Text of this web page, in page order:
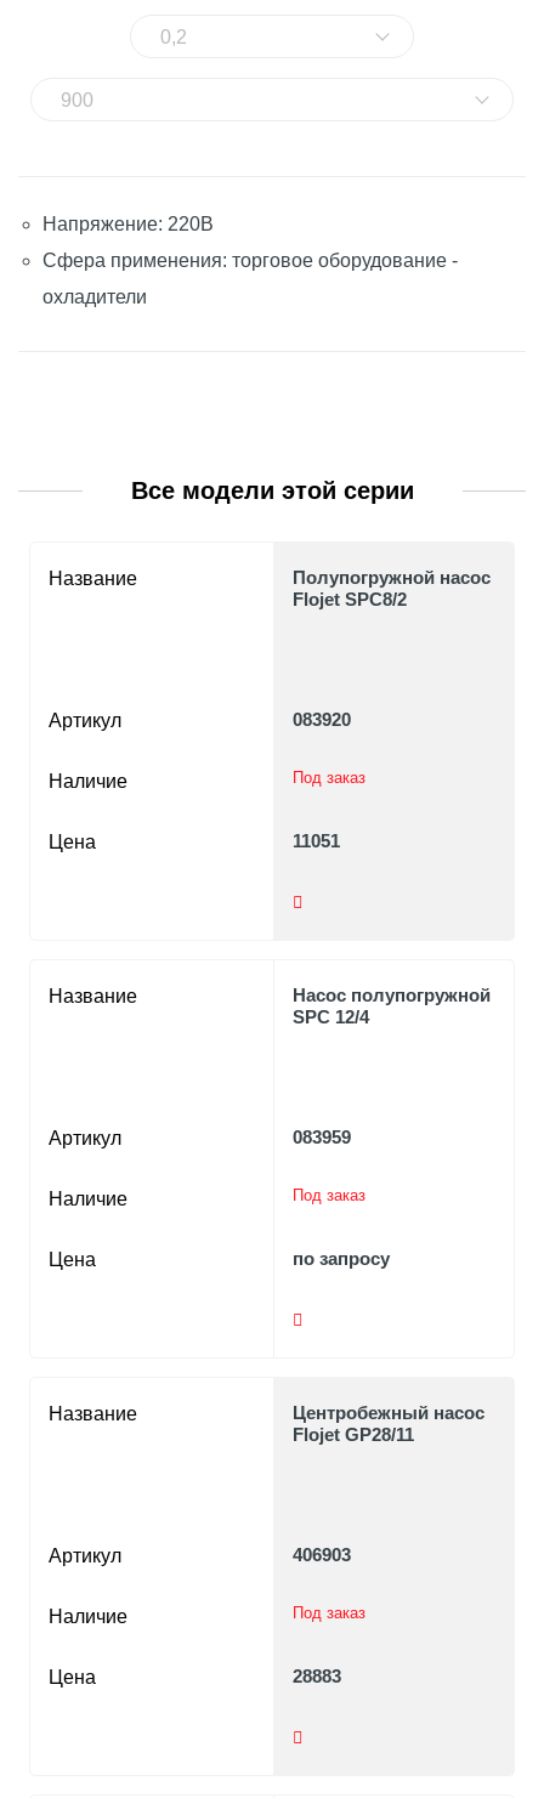
0,2
900
Напряжение: 220В
Сфера применения: торговое оборудование -
охладители
Все модели этой серии
Название
Артикул
Наличие
Цена
Полупогружной насос
Flojet SPC8/2
083920
Под заказ
11051
Название
Артикул
Наличие
Цена
Насос полупогружной
SPC 12/4
083959
Под заказ
по запросу
Название
Артикул
Наличие
Цена
Центробежный насос
Flojet GP28/11
406903
Под заказ
28883